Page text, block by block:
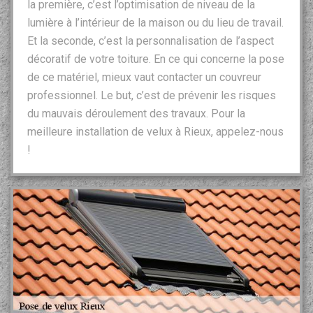
la première, c’est l’optimisation de niveau de la
lumière à l’intérieur de la maison ou du lieu de travail.
Et la seconde, c’est la personnalisation de l’aspect
décoratif de votre toiture. En ce qui concerne la pose
de ce matériel, mieux vaut contacter un couvreur
professionnel. Le but, c’est de prévenir les risques
du mauvais déroulement des travaux. Pour la
meilleure installation de velux à Rieux, appelez-nous
!